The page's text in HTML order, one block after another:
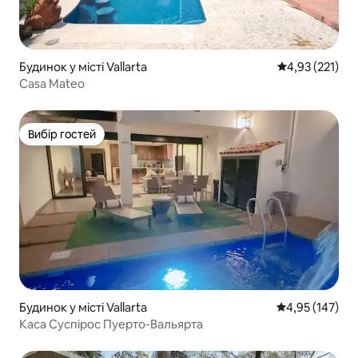
Будинок у місті Vallarta Середня
4,93 (221)
Casa Mateo
Вибір гостей
Вибір гостей
Будинок у місті Vallarta Середня
4,95 (147)
Каса Суспірос Пуерто-Вальярта